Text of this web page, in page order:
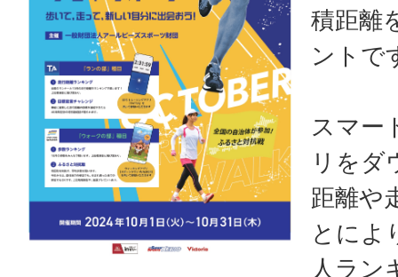
積距離
ントで
スマー
リをダ
距離や
とによ
人ラン